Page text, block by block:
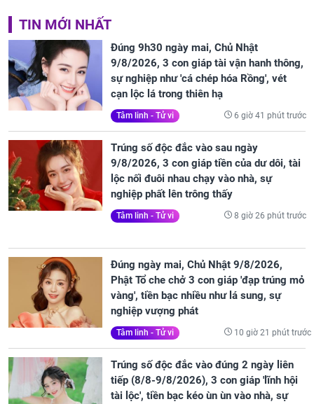
TIN MỚI NHẤT
Đúng 9h30 ngày mai, Chủ Nhật
9/8/2026, 3 con giáp tài vận hanh thông,
sự nghiệp như 'cá chép hóa Rồng', vét
cạn lộc lá trong thiên hạ
Tâm linh - Tử vi 6 giờ 41 phút trước
Trúng số độc đắc vào sau ngày
9/8/2026, 3 con giáp tiền của dư dôi, tài
lộc nối đuôi nhau chạy vào nhà, sự
nghiệp phất lên trông thấy
Tâm linh - Tử vi 8 giờ 26 phút trước
Đúng ngày mai, Chủ Nhật 9/8/2026,
Phật Tổ che chở 3 con giáp 'đạp trúng mỏ
vàng', tiền bạc nhiều như lá sung, sự
nghiệp vượng phát
Tâm linh - Tử vi 10 giờ 21 phút trước
Trúng số độc đắc vào đúng 2 ngày liên
tiếp (8/8-9/8/2026), 3 con giáp 'lĩnh hội
tài lộc', tiền bạc kéo ùn ùn vào nhà, sự